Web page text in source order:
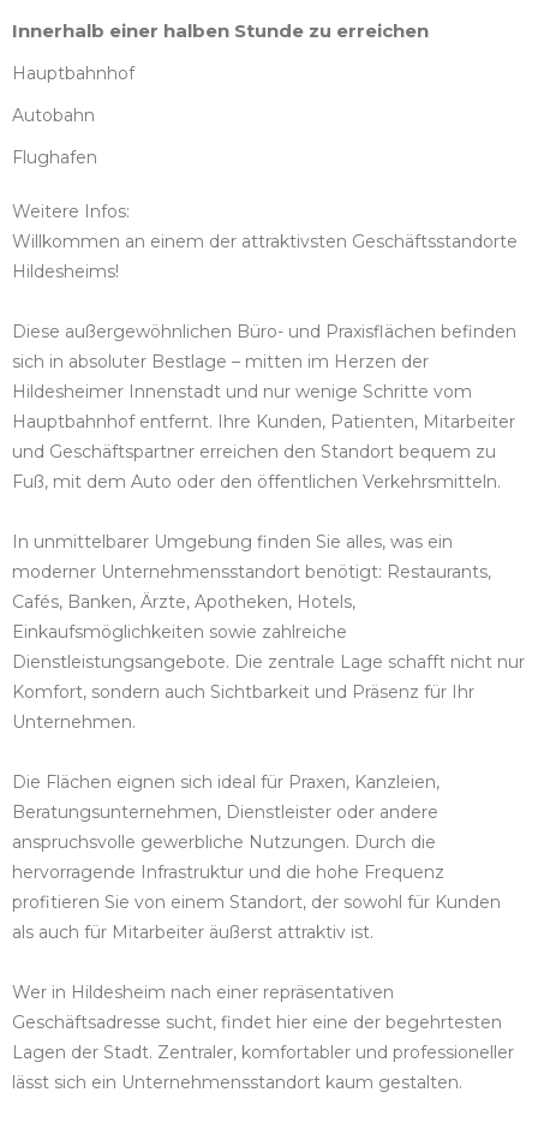
Innerhalb einer halben Stunde zu erreichen
Hauptbahnhof
Autobahn
Flughafen
Weitere Infos:
Willkommen an einem der attraktivsten Geschäftsstandorte
Hildesheims!
Diese außergewöhnlichen Büro- und Praxisflächen befinden
sich in absoluter Bestlage – mitten im Herzen der
Hildesheimer Innenstadt und nur wenige Schritte vom
Hauptbahnhof entfernt. Ihre Kunden, Patienten, Mitarbeiter
und Geschäftspartner erreichen den Standort bequem zu
Fuß, mit dem Auto oder den öffentlichen Verkehrsmitteln.
In unmittelbarer Umgebung finden Sie alles, was ein
moderner Unternehmensstandort benötigt: Restaurants,
Cafés, Banken, Ärzte, Apotheken, Hotels,
Einkaufsmöglichkeiten sowie zahlreiche
Dienstleistungsangebote. Die zentrale Lage schafft nicht nur
Komfort, sondern auch Sichtbarkeit und Präsenz für Ihr
Unternehmen.
Die Flächen eignen sich ideal für Praxen, Kanzleien,
Beratungsunternehmen, Dienstleister oder andere
anspruchsvolle gewerbliche Nutzungen. Durch die
hervorragende Infrastruktur und die hohe Frequenz
profitieren Sie von einem Standort, der sowohl für Kunden
als auch für Mitarbeiter äußerst attraktiv ist.
Wer in Hildesheim nach einer repräsentativen
Geschäftsadresse sucht, findet hier eine der begehrtesten
Lagen der Stadt. Zentraler, komfortabler und professioneller
lässt sich ein Unternehmensstandort kaum gestalten.